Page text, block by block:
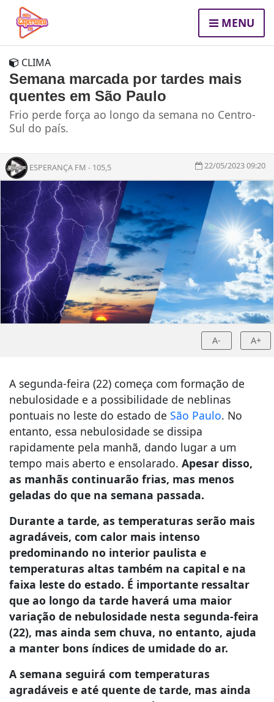
MENU
CLIMA
Semana marcada por tardes mais
quentes em São Paulo
Frio perde força ao longo da semana no Centro-
Sul do país.
ESPERANÇA FM - 105,5 22/05/2023 09:20
A- A+
A segunda-feira (22) começa com formação de
nebulosidade e a possibilidade de neblinas
pontuais no leste do estado de São Paulo. No
entanto, essa nebulosidade se dissipa
rapidamente pela manhã, dando lugar a um
tempo mais aberto e ensolarado. Apesar disso,
as manhãs continuarão frias, mas menos
geladas do que na semana passada.
Durante a tarde, as temperaturas serão mais
agradáveis, com calor mais intenso
predominando no interior paulista e
temperaturas altas também na capital e na
faixa leste do estado. É importante ressaltar
que ao longo da tarde haverá uma maior
variação de nebulosidade nesta segunda-feira
(22), mas ainda sem chuva, no entanto, ajuda
a manter bons índices de umidade do ar.
A semana seguirá com temperaturas
agradáveis e até quente de tarde, mas ainda